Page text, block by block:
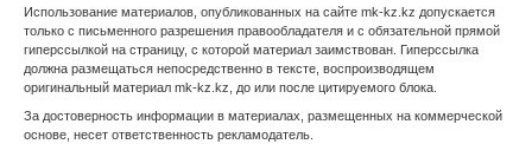
Биробиджан
Благовещенск
Брянск
Использование материалов, опубликованных на сайте mk-kz.kz допускается
только с письменного разрешения правообладателя и с обязательной прямой
гиперссылкой на страницу, с которой материал заимствован. Гиперссылка
должна размещаться непосредственно в тексте, воспроизводящем
оригинальный материал mk-kz.kz, до или после цитируемого блока.
За достоверность информации в материалах, размещенных на коммерческой
основе, несет ответственность рекламодатель.